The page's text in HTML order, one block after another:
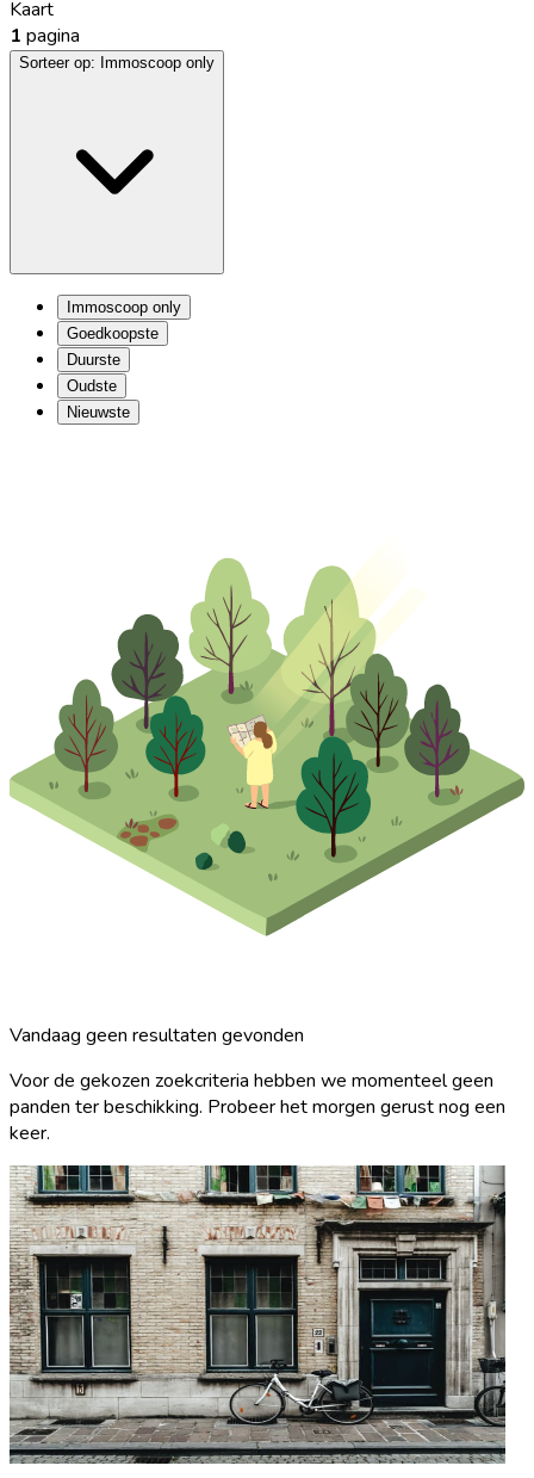
Kaart
1 pagina
Sorteer op: Immoscoop only
Immoscoop only
Goedkoopste
Duurste
Oudste
Nieuwste
Vandaag geen resultaten gevonden
Voor de gekozen zoekcriteria hebben we momenteel geen
panden ter beschikking. Probeer het morgen gerust nog een
keer.